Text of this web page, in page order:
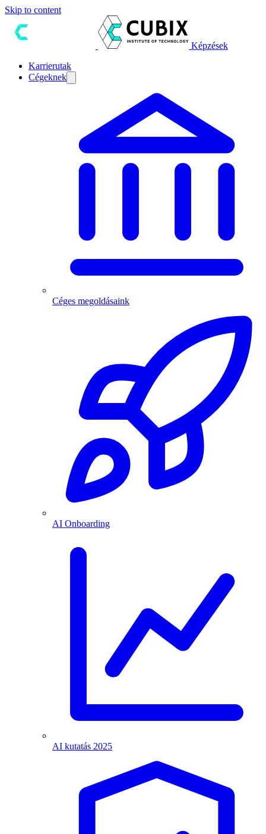
Skip to content
Képzések
Karrierutak
Cégeknek
Céges megoldásaink
AI Onboarding
AI kutatás 2025